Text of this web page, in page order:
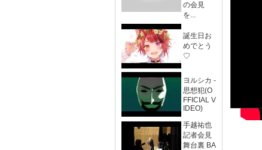
の会見
を...
誕生日お
めでとう
♡
ヨルシカ -
思想犯(O
FFICIAL V
IDEO)
手越祐也
記者会見
舞台裏 BA